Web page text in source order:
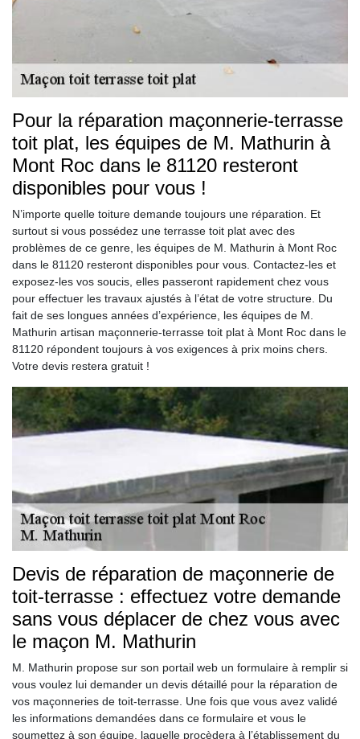
Pour la réparation maçonnerie-terrasse
toit plat, les équipes de M. Mathurin à
Mont Roc dans le 81120 resteront
disponibles pour vous !
N’importe quelle toiture demande toujours une réparation. Et
surtout si vous possédez une terrasse toit plat avec des
problèmes de ce genre, les équipes de M. Mathurin à Mont Roc
dans le 81120 resteront disponibles pour vous. Contactez-les et
exposez-les vos soucis, elles passeront rapidement chez vous
pour effectuer les travaux ajustés à l’état de votre structure. Du
fait de ses longues années d’expérience, les équipes de M.
Mathurin artisan maçonnerie-terrasse toit plat à Mont Roc dans le
81120 répondent toujours à vos exigences à prix moins chers.
Votre devis restera gratuit !
Devis de réparation de maçonnerie de
toit-terrasse : effectuez votre demande
sans vous déplacer de chez vous avec
le maçon M. Mathurin
M. Mathurin propose sur son portail web un formulaire à remplir si
vous voulez lui demander un devis détaillé pour la réparation de
vos maçonneries de toit-terrasse. Une fois que vous avez validé
les informations demandées dans ce formulaire et vous le
soumettez à son équipe, laquelle procèdera à l’établissement du